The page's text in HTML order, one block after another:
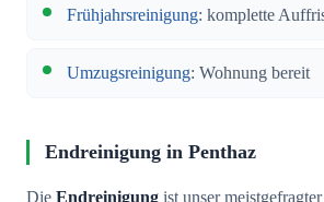
Frühjahrsreinigung: komplette
Umzugsreinigung: Wohnung bereit
Endreinigung in Penthaz
Die Endreinigung ist unser